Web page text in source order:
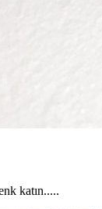
katın.....